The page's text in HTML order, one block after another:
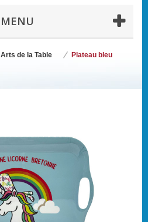
MENU
Arts de la Table
Plateau bleu